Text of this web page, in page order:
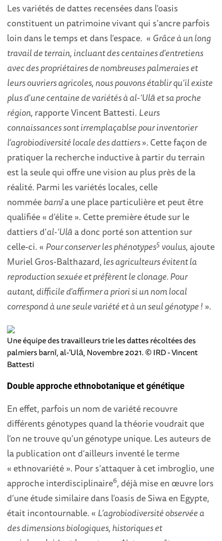
Les variétés de dattes recensées dans l’oasis
constituent un patrimoine vivant qui s’ancre parfois
loin dans le temps et dans l’espace. « Grâce à un long
travail de terrain, incluant des centaines d’entretiens
avec des propriétaires de nombreuses palmeraies et
leurs ouvriers agricoles, nous pouvons établir qu’il existe
plus d’une centaine de variétés à al-‘Ulā et sa proche
région, rapporte Vincent Battesti. Leurs
connaissances sont irremplaçablse pour inventorier
l’agrobiodiversité locale des dattiers». Cette façon de
pratiquer la recherche inductive à partir du terrain
est la seule qui offre une vision au plus près de la
réalité. Parmi les variétés locales, celle
nomméebarnīa une place particulière et peut être
qualifiée « d’élite ». Cette première étude sur le
dattiers d’al-‘Ulāa donc porté son attention sur
celle-ci. « Pour conserver les phénotypes5 voulus, ajoute
Muriel Gros-Balthazard,les agriculteurs évitent la
reproduction sexuée et préfèrent le clonage. Pour
autant, difficile d’affirmer a priori si un nom local
correspond à une seule variété et à un seul génotype !».
Une équipe des travailleurs trie les dattes récoltées des
palmiers barnī, al-‘Ulā, Novembre 2021. © IRD - Vincent
Battesti
Double approche ethnobotanique et génétique
En effet, parfois un nom de variété recouvre
différents génotypes quand la théorie voudrait que
l’on ne trouve qu’un génotype unique. Les auteurs de
la publication ont d’ailleurs inventé le terme
« ethnovariété ». Pour s’attaquer à cet imbroglio, une
approche interdisciplinaire6, déjà mise en œuvre lors
d’une étude similaire dans l’oasis de Siwa en Egypte,
était incontournable. « L’agrobiodiversité observée a
des dimensions biologiques, historiques et